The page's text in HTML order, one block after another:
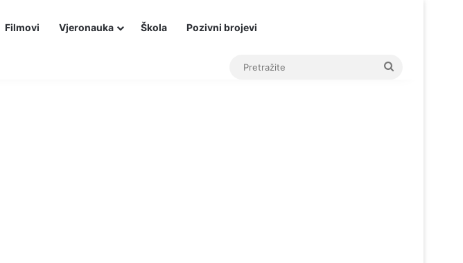
Filmovi Vjeronauka Škola Pozivni brojevi